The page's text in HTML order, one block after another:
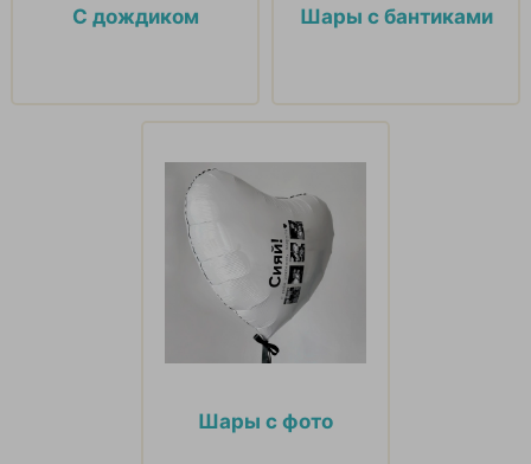
С дождиком Шары с бантиками
Шары с фото